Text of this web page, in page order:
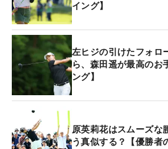
イング】
左ヒジの引けたフォロ
ら、森田遥が最高のお
ング】
原英莉花はスムーズな
う真似する？【優勝者